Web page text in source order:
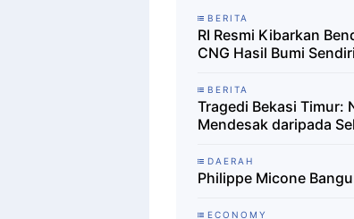
BERITA
RI Resmi Kibarkan
CNG Hasil Bumi Sendiri
BERITA
Tragedi Bekasi Timur:
Mendesak daripada
DAERAH
Philippe Micone
ECONOMY